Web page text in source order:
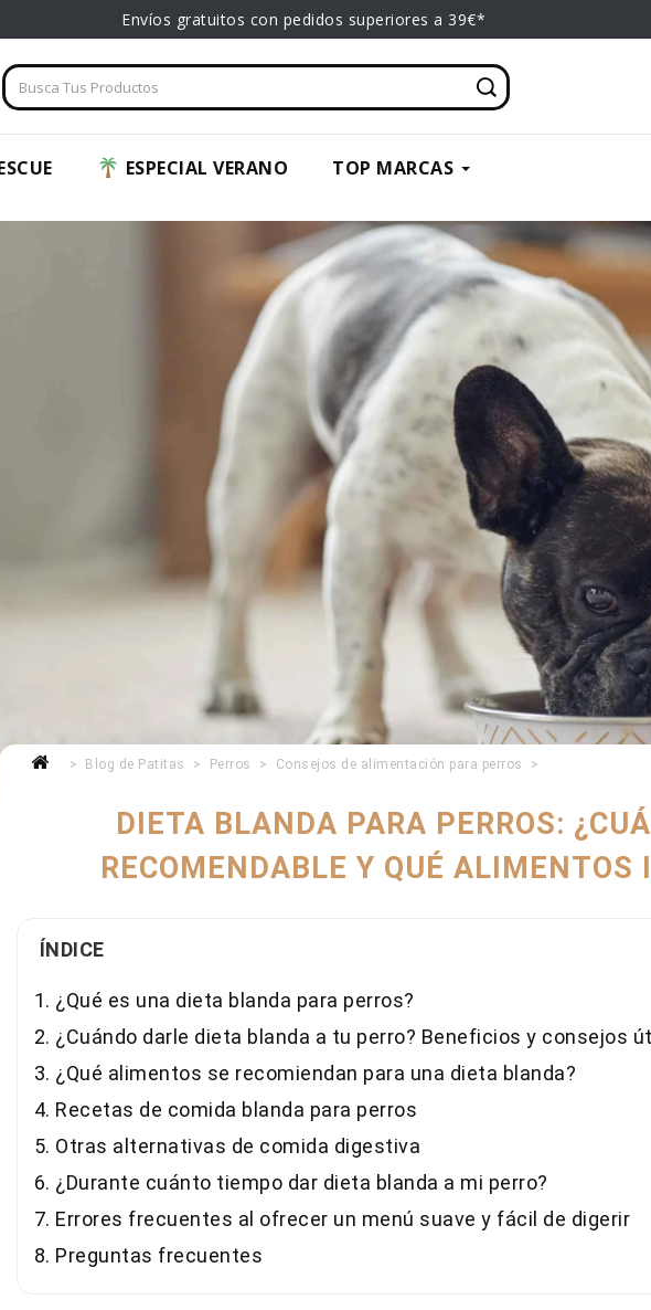
Envíos gratuitos con pedidos superiores a 39€*
ESPECIAL VERANO TOP MARCAS
Blog de Patitas Perros Consejos de alimentación para perros
DIETA BLANDA PARA PERROS:
RECOMENDABLE Y QUÉ ALIMENTOS
ÍNDICE
1. ¿Qué es una dieta blanda para perros?
2. ¿Cuándo darle dieta blanda a tu perro? Beneficios y consejos
3. ¿Qué alimentos se recomiendan para una dieta blanda?
4. Recetas de comida blanda para perros
5. Otras alternativas de comida digestiva
6. ¿Durante cuánto tiempo dar dieta blanda a mi perro?
7. Errores frecuentes al ofrecer un menú suave y fácil de digerir
8. Preguntas frecuentes